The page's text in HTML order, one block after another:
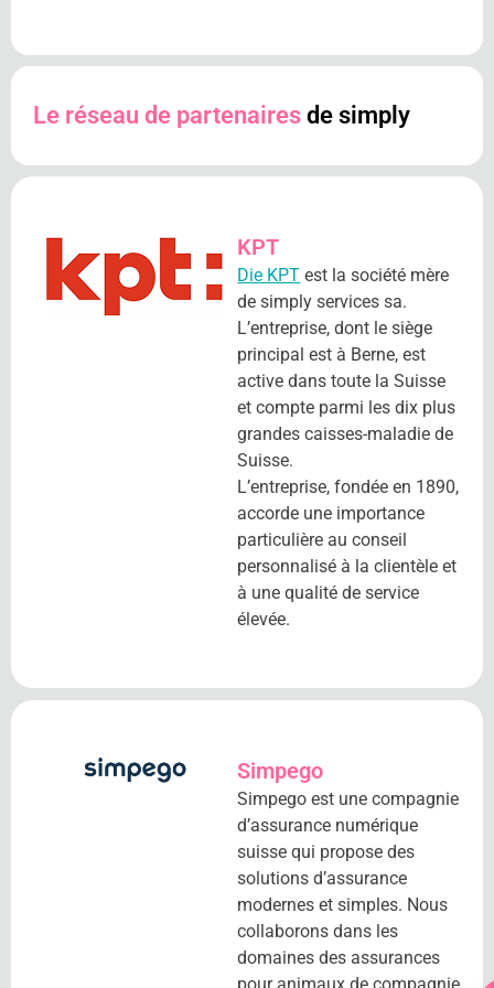
Le réseau de partenaires de simply
KPT
Die KPT est la société mère
de simply services sa.
L’entreprise, dont le siège
principal est à Berne, est
active dans toute la Suisse
et compte parmi les dix plus
grandes caisses-maladie de
Suisse.
L’entreprise, fondée en 1890,
accorde une importance
particulière au conseil
personnalisé à la clientèle et
à une qualité de service
élevée.
Simpego
Simpego est une compagnie
d’assurance numérique
suisse qui propose des
solutions d’assurance
modernes et simples. Nous
collaborons dans les
domaines des assurances